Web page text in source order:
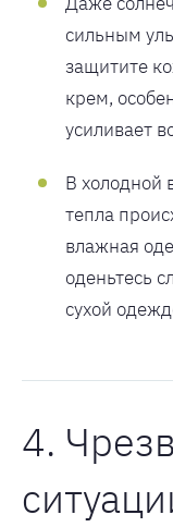
сильным
защитите
крем,
усиливает
В холодной
тепла
влажная
оденьтесь
сухой
4.